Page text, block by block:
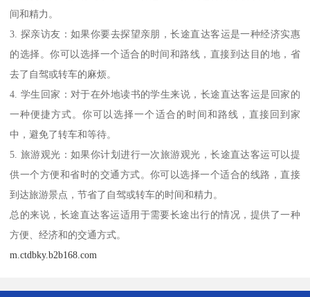
间和精力。
3. 探亲访友：如果你要去探望亲朋，长途直达客运是一种经济实惠
的选择。你可以选择一个适合的时间和路线，直接到达目的地，省
去了自驾或转车的麻烦。
4. 学生回家：对于在外地读书的学生来说，长途直达客运是回家的
一种便捷方式。你可以选择一个适合的时间和路线，直接回到家
中，避免了转车和等待。
5. 旅游观光：如果你计划进行一次旅游观光，长途直达客运可以提
供一个方便和省时的交通方式。你可以选择一个适合的线路，直接
到达旅游景点，节省了自驾或转车的时间和精力。
总的来说，长途直达客运适用于需要长途出行的情况，提供了一种
方便、经济和的交通方式。
m.ctdbky.b2b168.com